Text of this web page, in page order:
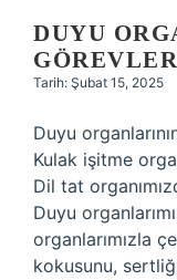
DUYU
Tarih: Şubat 15, 2025
Duyu
Kulak işitme
Dil tat
Duyu
organlarımızla
kokusunu,